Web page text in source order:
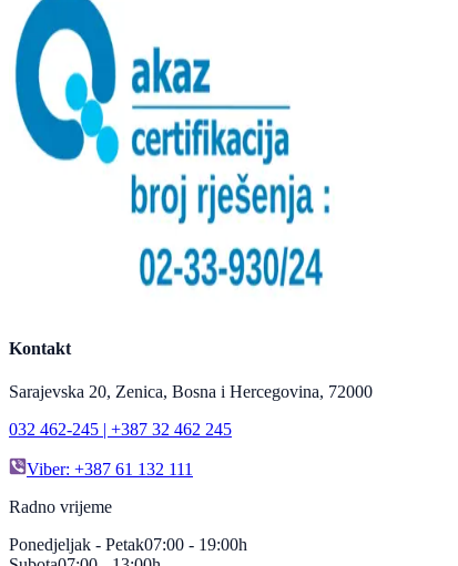
Kontakt
Sarajevska 20, Zenica, Bosna i Hercegovina, 72000
032 462-245 | +387 32 462 245
Viber: +387 61 132 111
Radno vrijeme
Ponedjeljak - Petak07:00 - 19:00h